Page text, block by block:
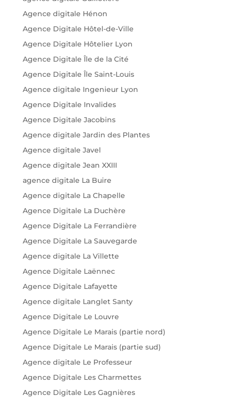
Agence digitale Hénon
Agence Digitale Hôtel-de-Ville
Agence Digitale Hôtelier Lyon
Agence Digitale Île de la Cité
Agence Digitale Île Saint-Louis
Agence digitale Ingenieur Lyon
Agence Digitale Invalides
Agence Digitale Jacobins
Agence digitale Jardin des Plantes
Agence digitale Javel
Agence digitale Jean XXIII
agence digitale La Buire
Agence digitale La Chapelle
Agence Digitale La Duchère
Agence Digitale La Ferrandière
Agence Digitale La Sauvegarde
Agence digitale La Villette
Agence Digitale Laënnec
Agence Digitale Lafayette
Agence digitale Langlet Santy
Agence Digitale Le Louvre
Agence Digitale Le Marais (partie nord)
Agence Digitale Le Marais (partie sud)
Agence digitale Le Professeur
Agence Digitale Les Charmettes
Agence Digitale Les Gagnières